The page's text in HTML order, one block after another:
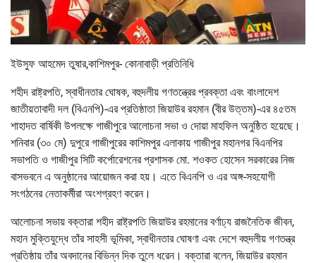
ইউসুফ আহমেদ তুষার,কাশিমপুর- কোনাবাড়ী প্রতিনিধি
শহীদ রাষ্ট্রপতি, স্বাধীনতার ঘোষক, বহুদলীয় গণতন্ত্রের প্রবক্তা এবং বাংলাদেশ
জাতীয়তাবাদী দল (বিএনপি)-এর প্রতিষ্ঠাতা জিয়াউর রহমান (বীর উত্তম)-এর ৪৫তম
শাহাদত বার্ষিকী উপলক্ষে গাজীপুরে আলোচনা সভা ও দোয়া মাহফিল অনুষ্ঠিত হয়েছে।
শনিবার (৩০ মে) দুপুরে গাজীপুরের কাশিমপুর এলাকায় গাজীপুর মহানগর বিএনপির
সভাপতি ও গাজীপুর সিটি কর্পোরেশনের প্রশাসক মো. শওকত হোসেন সরকারের নিজ
বাসভবনে এ অনুষ্ঠানের আয়োজন করা হয়। এতে বিএনপি ও এর অঙ্গ-সহযোগী
সংগঠনের নেতাকর্মীরা অংশগ্রহণ করেন।
আলোচনা সভায় বক্তারা শহীদ রাষ্ট্রপতি জিয়াউর রহমানের বর্ণাঢ্য রাজনৈতিক জীবন,
মহান মুক্তিযুদ্ধে তাঁর সাহসী ভূমিকা, স্বাধীনতার ঘোষণা এবং দেশে বহুদলীয় গণতন্ত্র
প্রতিষ্ঠায় তাঁর অবদানের বিভিন্ন দিক তুলে ধরেন। বক্তারা বলেন, জিয়াউর রহমান